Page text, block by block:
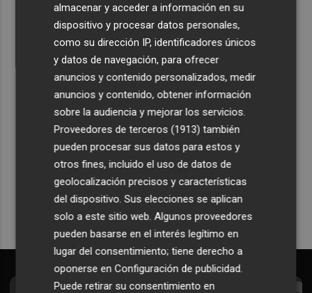
Castelló inicia la ejecución de la Manzana Albinegra con
el traslado de las pistas de pádel junto a Castalia
Recibe toda la actualidad de
Plaza Podcast en tu correo
Quiero suscribirme
almacenar y acceder a información en su
dispositivo y procesar datos personales,
como su dirección IP, identificadores únicos
y datos de navegación, para ofrecer
anuncios y contenido personalizados, medir
anuncios y contenido, obtener información
sobre la audiencia y mejorar los servicios.
Proveedores de terceros (1913) también
pueden procesar sus datos para estos y
otros fines, incluido el uso de datos de
geolocalización precisos y características
del dispositivo. Sus elecciones se aplican
solo a este sitio web. Algunos proveedores
pueden basarse en el interés legítimo en
lugar del consentimiento; tiene derecho a
oponerse enConfiguración de publicidad
Puede retirar su consentimiento en